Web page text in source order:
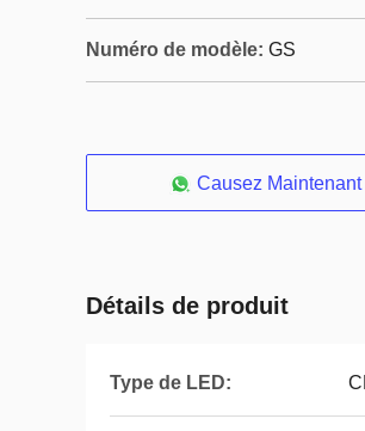
Numéro de modèle: GS
Causez Maintenant
Détails de produit
Type de LED: